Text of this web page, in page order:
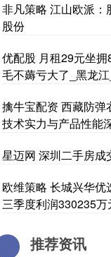
非凡策略 江山欧派
股份
优配股 月租29元坐
毛不薅亏大了_黑龙
擒牛宝配资 西藏防弹
技术实力与产品性能
星迈网 深圳二手房成
欧维策略 长城兴华
三季度利润330235
推荐资讯